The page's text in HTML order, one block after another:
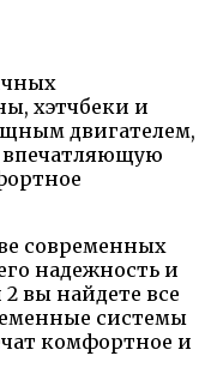
хэтчбеки и
двигателем,
впечатляющую
современных
надежность и
2 вы найдете все
системы
комфортное и